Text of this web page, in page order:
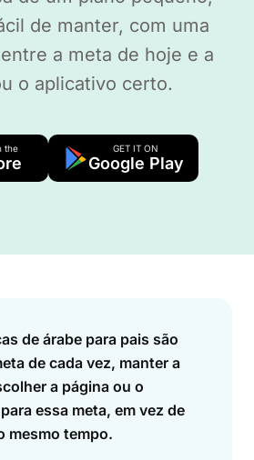
de manter, com uma
a meta de hoje e a
o aplicativo certo.
the GET IT ON
Google Play
de árabe para pais são
de cada vez, manter a
a página ou o
essa meta, em vez de
mesmo tempo.